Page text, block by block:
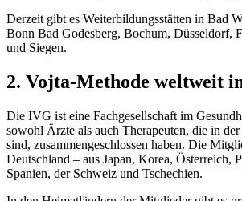
Derzeit gibt es Weiterbildungsstätten in Bad
Bonn Bad Godesberg, Bochum, Düsseldorf,
und Siegen.
2. Vojta-Methode weltweit
Die IVG ist eine Fachgesellschaft im
sowohl Ärzte als auch Therapeuten, die in
sind, zusammengeschlossen haben. Die
Deutschland – aus Japan, Korea, Österreich,
Spanien, der Schweiz und Tschechien.